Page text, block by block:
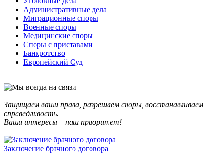
Административные дела
Миграционные споры
Военные споры
Медицинские споры
Споры с приставами
Банкротство
Европейский Суд
Защищаем ваши права, разрешаем споры, восстанавливаем
справедливость.
Ваши интересы – наш приоритет!
Заключение брачного договора